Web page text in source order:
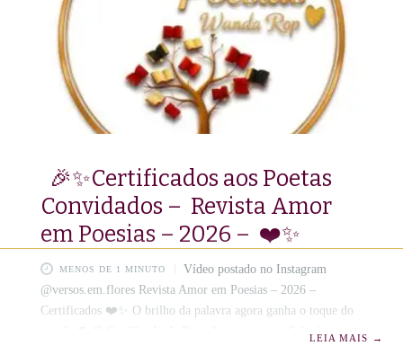
🎉✨Certificados aos Poetas
Convidados – Revista Amor
em Poesias – 2026 – ❤️✨
MENOS DE 1 MINUTO
Vídeo postado no Instagram
@versos.em.flores Revista Amor em Poesias – 2026 –
Certificados ❤️✨ O brilho da palavra agora ganha o toque do
papel. ✍️ O Certificado de Reconhecimento e o Selo deLEIA MAIS →